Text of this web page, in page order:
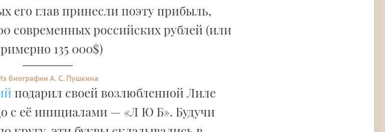
его глав принесли поэту прибыль,
современных российских рублей (или
135 000$)
биографии А. С. Пушкина
подарил своей возлюбленной Лиле
с её инициалами — «Л Ю Б». Будучи